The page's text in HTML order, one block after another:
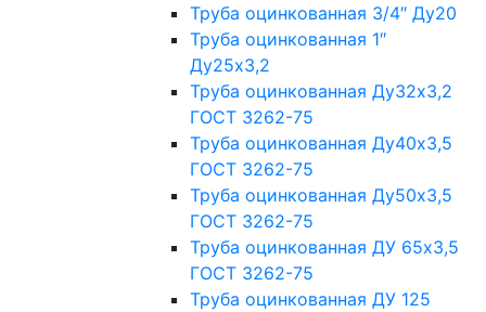
Труба оцинкованная 3/4″ Ду20
Труба оцинкованная 1″
Ду25х3,2
Труба оцинкованная Ду32х3,2
ГОСТ 3262-75
Труба оцинкованная Ду40х3,5
ГОСТ 3262-75
Труба оцинкованная Ду50х3,5
ГОСТ 3262-75
Труба оцинкованная ДУ 65х3,5
ГОСТ 3262-75
Труба оцинкованная ДУ 125